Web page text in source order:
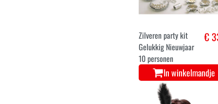
In winkelmandje